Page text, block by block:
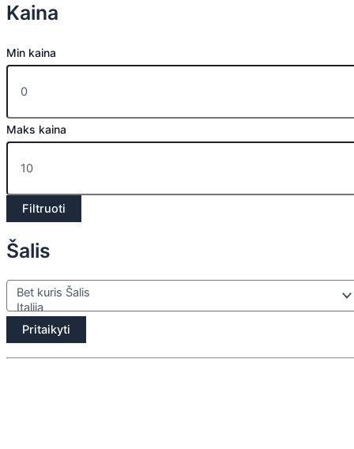
Kaina
Min kaina
Maks kaina
Filtruoti
Šalis
Pritaikyti